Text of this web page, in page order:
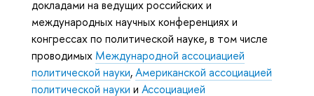
докладами на ведущих российских и
международных научных конференциях и
конгрессах по политической науке, в том числе
проводимых Международной ассоциацией
политической науки,Американской ассоциацией
политической науки и Ассоциацией